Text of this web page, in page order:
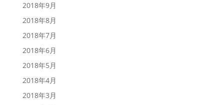
2018年9月
2018年8月
2018年7月
2018年6月
2018年5月
2018年4月
2018年3月